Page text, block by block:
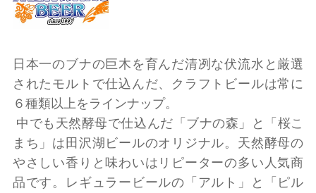
日本一のブナの巨木を育んだ清冽な伏流水と厳選
されたモルトで仕込んだ、クラフトビールは常に
６種類以上をラインナップ。
中でも天然酵母で仕込んだ「ブナの森」と「桜こ
まち」は田沢湖ビールのオリジナル。天然酵母の
やさしい香りと味わいはリピーターの多い人気商
品です。レギュラービールの「アルト」と「ピル